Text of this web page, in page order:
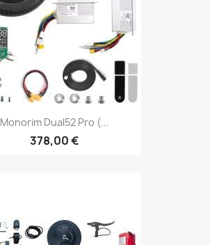
Monorim Dual52 Pro (...
378,00 €